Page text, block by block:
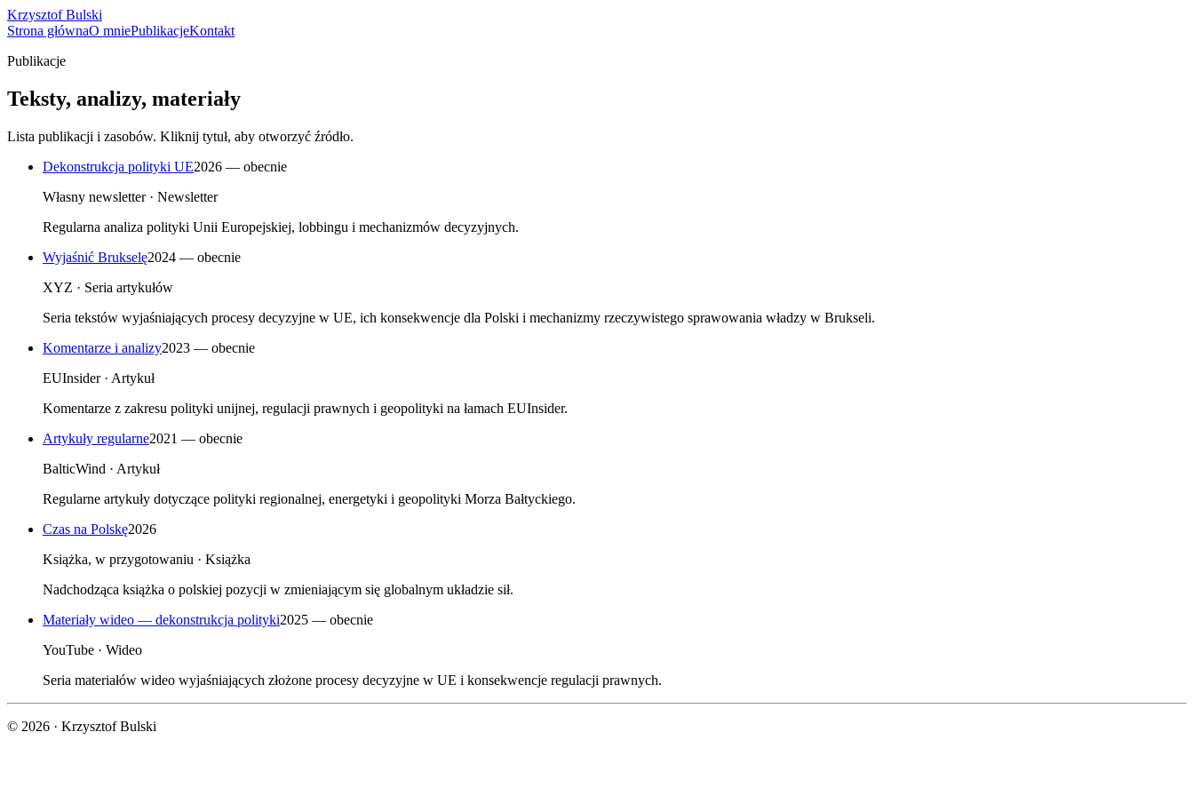
Krzysztof Bulski
Strona głównaO mniePublikacjeKontakt
Publikacje
Teksty, analizy, materiały
Lista publikacji i zasobów. Kliknij tytuł, aby otworzyć źródło.
Dekonstrukcja polityki UE2026 — obecnie
Własny newsletter· Newsletter
Regularna analiza polityki Unii Europejskiej, lobbingu i mechanizmów decyzyjnych.
Wyjaśnić Brukselę2024 — obecnie
XYZ · Seria artykułów
Seria tekstów wyjaśniających procesy decyzyjne w UE, ich konsekwencje dla Polski i mechanizmy rzeczywistego sprawowania władzy w Brukseli.
Komentarze i analizy2023 — obecnie
EUInsider· Artykuł
Komentarze z zakresu polityki unijnej, regulacji prawnych i geopolityki na łamach EUInsider.
Artykuły regularne2021 — obecnie
BalticWind · Artykuł
Regularne artykuły dotyczące polityki regionalnej, energetyki i geopolityki Morza Bałtyckiego.
Czas na Polskę2026
Książka, w przygotowaniu · Książka
Nadchodząca książka o polskiej pozycji w zmieniającym się globalnym układzie sił.
Materiały wideo — dekonstrukcja polityki2025 — obecnie
YouTube · Wideo
Seria materiałów wideo wyjaśniających złożone procesy decyzyjne w UE i konsekwencje regulacji prawnych.
© 2026 · Krzysztof Bulski